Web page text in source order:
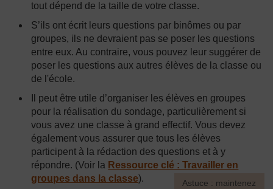
tout dépend de la taille de votre classe.
S’ils ont écrit leurs questions par binômes ou par
groupes, ils ne devraient pas se poser les questions
entre eux. Au contraire, vous pouvez leur suggérer de
poser les questions aux autres élèves de la classe ou
de l'école.
Il peut être utile d’organiser les élèves en groupes
pour la réalisation du sondage, particulièrement si
vous avez une classe à grand effectif. Vous devez
également vous assurer que tous les élèves
participent à la rédaction des questions et à y
répondre. (Voir la Ressource clé : Travailler en
groupes dans la classe
[Astuce : maintenez
).